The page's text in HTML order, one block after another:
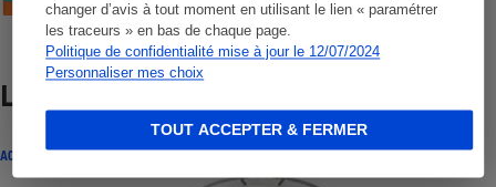
changer d’avis à tout moment en utilisant le lien « paramétrer
les traceurs » en bas de chaque page.
Politique de confidentialité mise à jour le 12/07/2024
Personnaliser mes choix
TOUT ACCEPTER & FERMER
Lire aussi
ACTUALITÉ